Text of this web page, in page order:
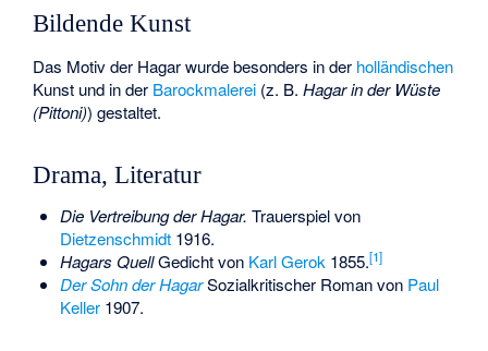
Bildende Kunst
Das Motiv der Hagar wurde besonders in der holländischen
Kunst und in der Barockmalerei (z. B.Hagar in der Wüste
(Pittoni)) gestaltet.
Drama, Literatur
Die Vertreibung der Hagar. Trauerspiel von
Dietzenschmidt1916.
Hagars QuellGedicht von Karl Gerok 1855.[1]
Der Sohn der HagarSozialkritischer Roman von Paul
Keller1907.